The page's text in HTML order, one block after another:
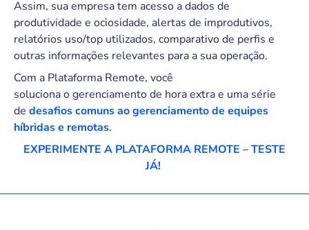
Assim, sua empresa tem acesso a dados de
produtividade e ociosidade, alertas de improdutivos,
relatórios uso/top utilizados, comparativo de perfis e
outras informações relevantes para a sua operação.
Com a Plataforma Remote, você
soluciona o gerenciamento de hora extra e uma série
de desafios comuns ao gerenciamento de equipes
híbridas e remotas.
EXPERIMENTE A PLATAFORMA REMOTE – TESTE
JÁ!